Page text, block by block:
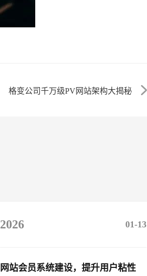
格变公司千万级PV网站架构大揭秘
2026 01-13
网站会员系统建设，提升用户粘性​